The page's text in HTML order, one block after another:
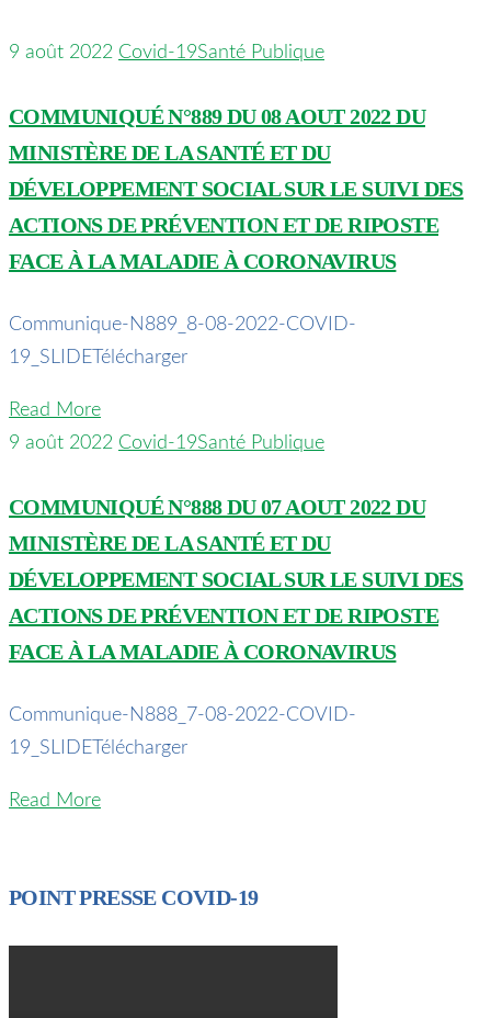
9 août 2022 Covid-19Santé Publique
COMMUNIQUÉ N°889 DU 08 AOUT 2022 DU
MINISTÈRE DE LA SANTÉ ET DU
DÉVELOPPEMENT SOCIAL SUR LE SUIVI DES
ACTIONS DE PRÉVENTION ET DE RIPOSTE
FACE À LA MALADIE À CORONAVIRUS
Communique-N889_8-08-2022-COVID-
19_SLIDETélécharger
Read More
9 août 2022 Covid-19Santé Publique
COMMUNIQUÉ N°888 DU 07 AOUT 2022 DU
MINISTÈRE DE LA SANTÉ ET DU
DÉVELOPPEMENT SOCIAL SUR LE SUIVI DES
ACTIONS DE PRÉVENTION ET DE RIPOSTE
FACE À LA MALADIE À CORONAVIRUS
Communique-N888_7-08-2022-COVID-
19_SLIDETélécharger
Read More
POINT PRESSE COVID-19